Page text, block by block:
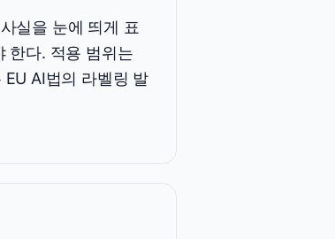
실을 눈에 띄게 표
한다. 적용 범위는
EU AI법의 라벨링 발